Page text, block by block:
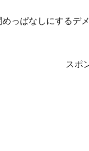
っぱなしにするデ
スポ